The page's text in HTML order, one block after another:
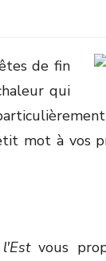
de fin
qui
mot à vos
vous